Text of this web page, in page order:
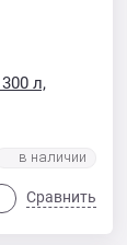
л,
Сравнить